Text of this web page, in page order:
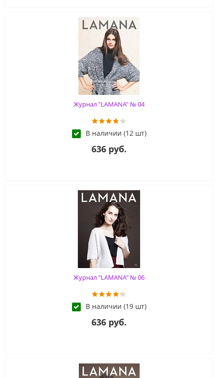
Журнал "LAMANA" № 04
В наличии (12 шт)
636 руб.
Журнал "LAMANA" № 06
В наличии (19 шт)
636 руб.